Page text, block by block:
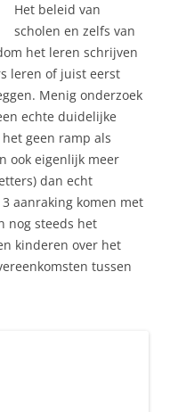
Het beleid van
scholen en zelfs van
het leren schrijven
leren of juist eerst
Menig onderzoek
echte duidelijke
geen ramp als
ook eigenlijk meer
dan echt
aanraking komen met
nog steeds het
kinderen over het
tussen